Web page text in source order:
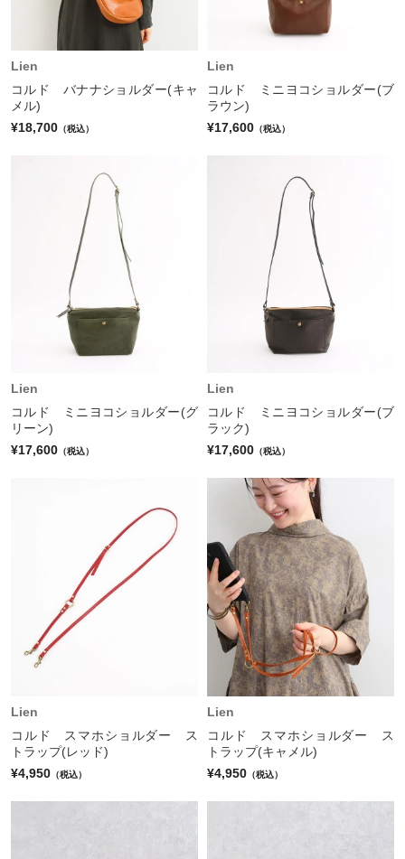
Lien
コルド バナナショルダー(キャ
メル)
¥18,700 （税込）
Lien
コルド ミニヨコショルダー(ブ
ラウン)
¥17,600 （税込）
Lien
コルド ミニヨコショルダー(グ
リーン)
¥17,600 （税込）
Lien
コルド ミニヨコショルダー(ブ
ラック)
¥17,600 （税込）
Lien
コルド スマホショルダー ス
トラップ(レッド)
¥4,950 （税込）
Lien
コルド スマホショルダー ス
トラップ(キャメル)
¥4,950 （税込）